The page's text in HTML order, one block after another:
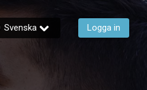
Svenska Logga in